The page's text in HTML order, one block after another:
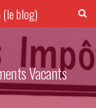
(le blog)
Vacants